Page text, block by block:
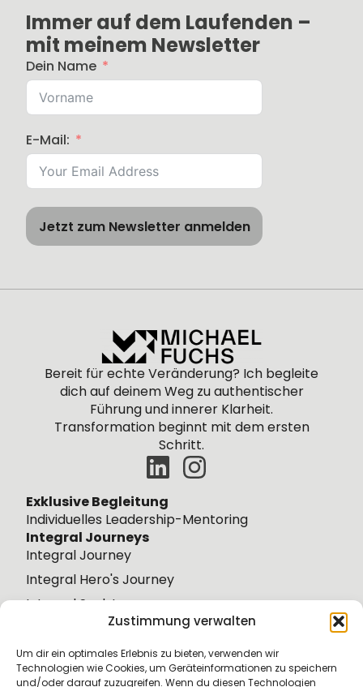
Zustimmung verwalten
Um dir ein optimales Erlebnis zu bieten, verwenden wir
Technologien wie Cookies, um Geräteinformationen zu speichern
und/oder darauf zuzugreifen. Wenn du diesen Technologien
Immer auf dem Laufenden –
mit meinem Newsletter
Dein Name
E-Mail:
Jetzt zum Newsletter anmelden
Bereit für echte Veränderung? Ich begleite
dichauf deinemWeg zu authentischer
Führung und innerer Klarheit.
Transformation beginnt mit dem ersten
Schritt.
Exklusive Begleitung
Individuelles Leadership-Mentoring
Integral Journeys
Integral Journey
Integral Hero's Journey
Integral Soul Journey
Integral Wisdom Journey
Weiteres
Über mich